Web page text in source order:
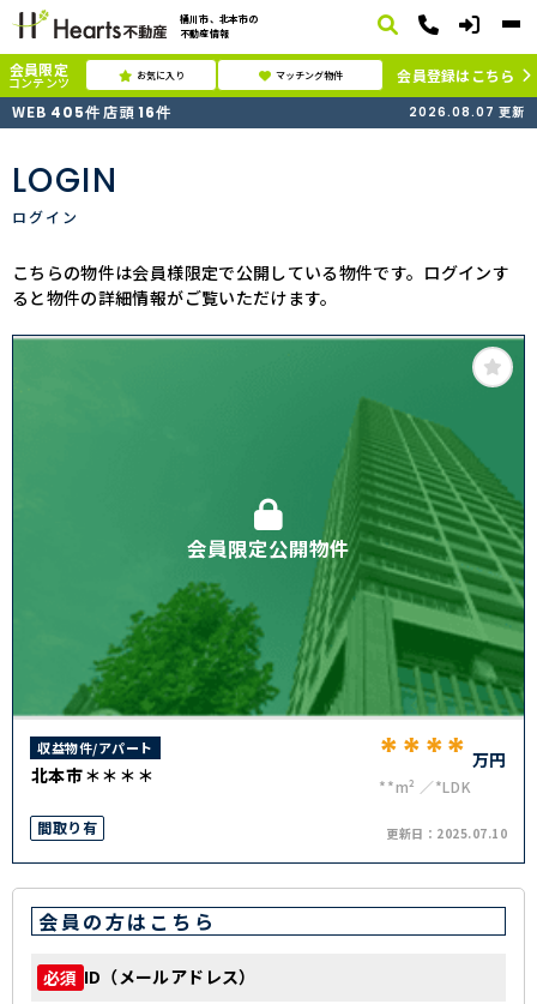
桶川市、北本市の
不動産情報
会員限定
コンテンツ お気に入り マッチング物件
会員登録はこちら
WEB 405件 店頭16件 2026.08.07 更新
LOGIN
ログイン
こちらの物件は会員様限定で公開している物件です。ログインす
ると物件の詳細情報がご覧いただけます。
会員限定公開物件
収益物件/アパート
北本市＊＊＊＊ **** 万円
**m²
*LDK
間取り有
更新日： 2025.07.10
会員の方はこちら
必須 ID（メールアドレス）